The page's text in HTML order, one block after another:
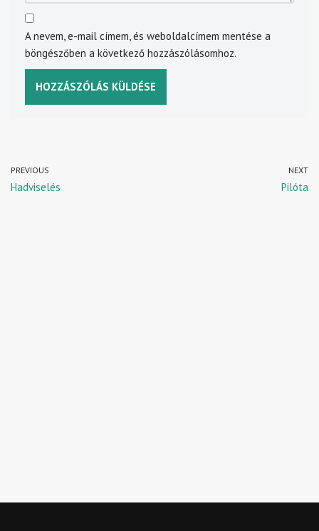
A nevem, e-mail címem, és weboldalcímem mentése a
böngészőben a következő hozzászólásomhoz.
PREVIOUS
Hadviselés
NEXT
Pilóta